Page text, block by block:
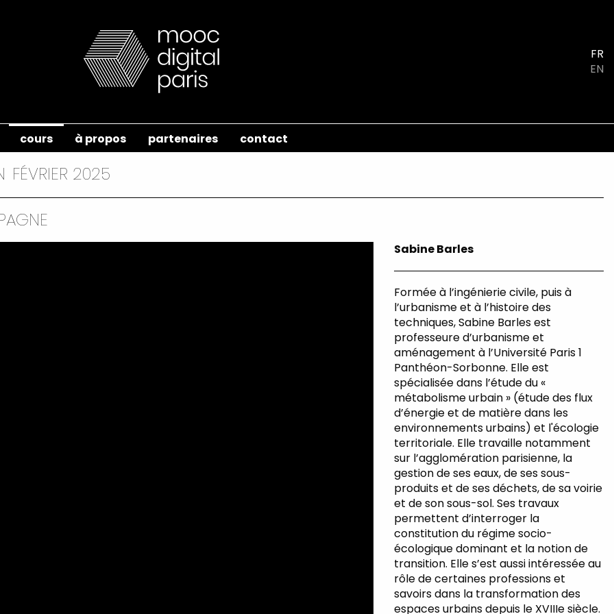
FR
EN
cours à propos partenaires contact
FÉVRIER 2025
Sabine Barles
Formée à l’ingénierie civile, puis à
l’urbanisme et à l’histoire des
techniques, Sabine Barles est
professeure d’urbanisme et
aménagement à l’Université Paris 1
Panthéon-Sorbonne. Elle est
spécialisée dans l’étude du «
métabolisme urbain » (étude des flux
d’énergie et de matière dans les
environnements urbains) et l'écologie
territoriale. Elle travaille notamment
sur l’agglomération parisienne, la
gestion de ses eaux, de ses sous-
produits et de ses déchets, de sa voirie
et de son sous-sol. Ses travaux
permettent d’interroger la
constitution du régime socio-
écologique dominant et la notion de
transition. Elle s’est aussi intéressée au
rôle de certaines professions et
savoirs dans la transformation des
espaces urbains depuis le XVIIIe siècle.